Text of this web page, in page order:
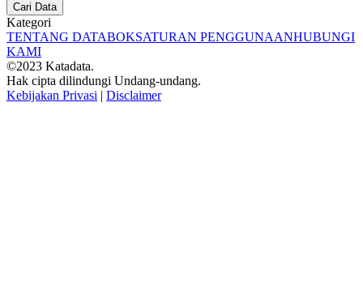
Cari Data
Kategori
TENTANG DATABOKSATURAN PENGGUNAANHUBUNGI
KAMI
©2023 Katadata.
Hak cipta dilindungi Undang-undang.
Kebijakan Privasi | Disclaimer